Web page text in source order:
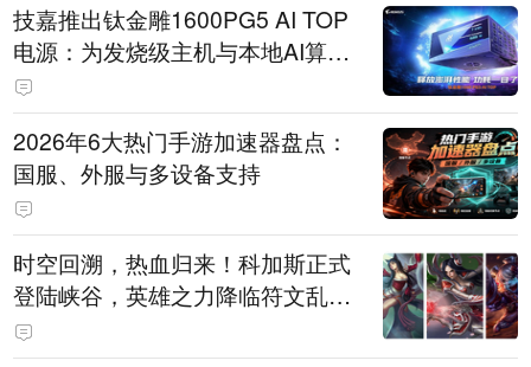
技嘉推出钛金雕1600PG5 AI TOP
电源：为发烧级主机与本地AI算力
打造旗舰供电方案
2026年6大热门手游加速器盘点：
国服、外服与多设备支持
时空回溯，热血归来！科加斯正式
登陆峡谷，英雄之力降临符文乱
斗！